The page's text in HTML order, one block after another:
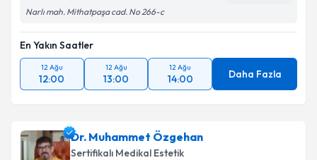
Narlı mah. Mithatpaşa cad. No 266-c
En Yakın Saatler
12 Ağu
12:00
12 Ağu
13:00
12 Ağu
14:00 Daha Fazla
Dr. Muhammet Özgehan
Sertifikalı Medikal Estetik